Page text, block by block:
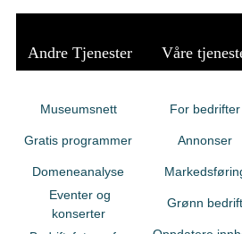
Andre Tjenester Våre
Museumsnett
Gratis programmer
Domeneanalyse
Eventer og
konserter
For bedrifter
Annonser
Grønn bedrift